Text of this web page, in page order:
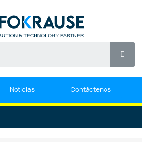
Noticias Contáctenos